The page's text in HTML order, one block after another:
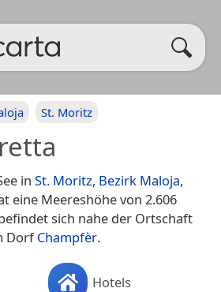
St. Moritz
in St. Moritz, Bezirk Maloja,
eine Meereshöhe von 2.606
sich nahe der Ortschaft
DorfChampfèr.
Hotels